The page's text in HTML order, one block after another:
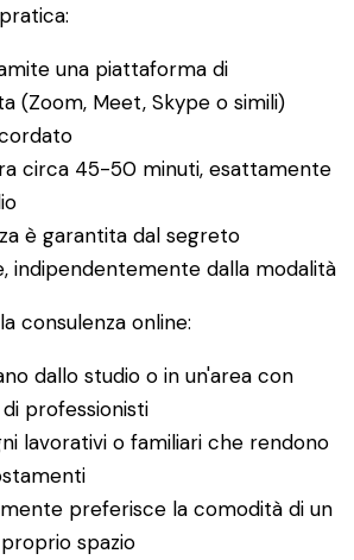
una piattaforma di
(Zoom, Meet, Skype o simili)
circa 45-50 minuti, esattamente
è garantita dal segreto
indipendentemente dalla modalità
consulenza online:
dallo studio o in un'area con
professionisti
lavorativi o familiari che rendono
preferisce la comodità di un
spazio